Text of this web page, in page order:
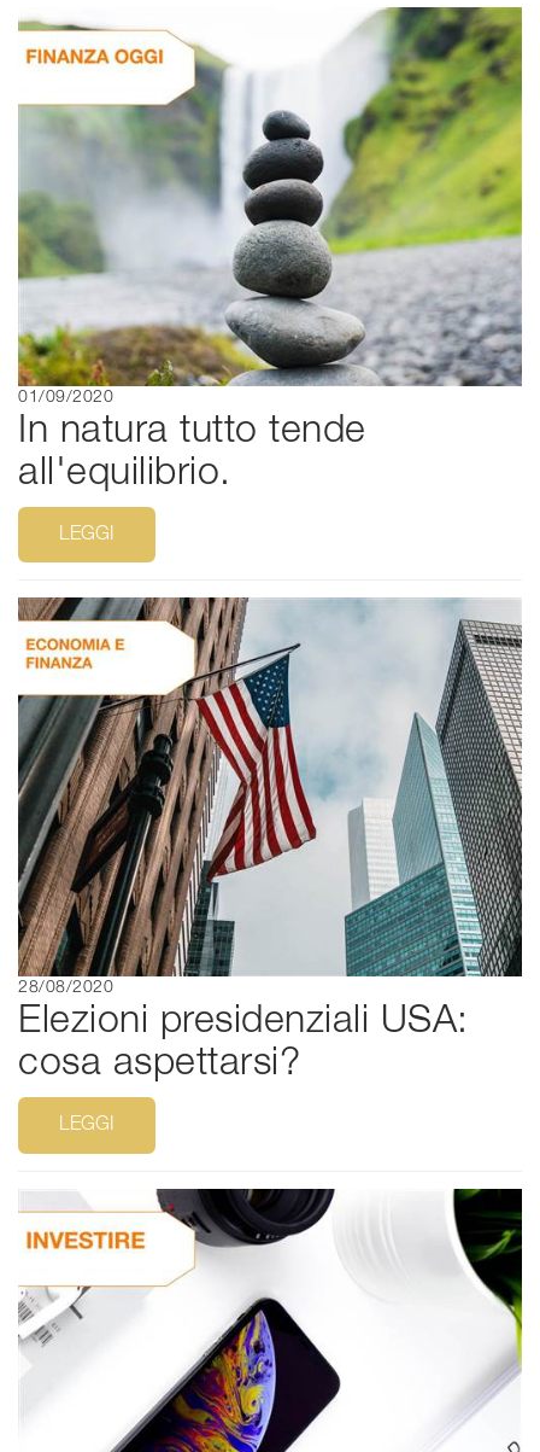
01/09/2020
In natura tutto tende
all'equilibrio.
LEGGI
28/08/2020
Elezioni presidenziali USA:
cosa aspettarsi?
LEGGI